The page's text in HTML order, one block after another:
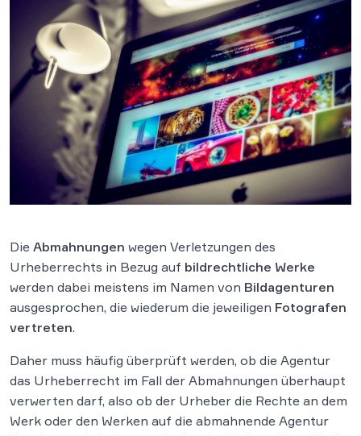
Die Abmahnungen wegen Verletzungen des
Urheberrechts in Bezug auf bildrechtliche Werke
werden dabei meistens im Namen von Bildagenturen
ausgesprochen, die wiederum die jeweiligen Fotografen
vertreten.
Daher muss häufig überprüft werden, ob die Agentur
das Urheberrecht im Fall der Abmahnungen überhaupt
verwerten darf, also ob der Urheber die Rechte an dem
Werk oder den Werken auf die abmahnende Agentur